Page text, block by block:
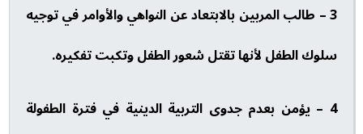
3 – طالب المربين بالابتعاد عن النواهي والأوامر في توجيه
سلوك الطفل لأنها تقتل شعور الطفل وتكبت تفكيره.
4 – يؤمن بعدم جدوى التربية الدينية في فترة الطفولة